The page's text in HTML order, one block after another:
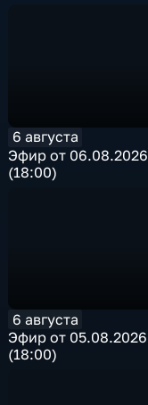
6 августа
Эфир от 06.08.2026
(18:00)
6 августа
Эфир от 05.08.2026
(18:00)